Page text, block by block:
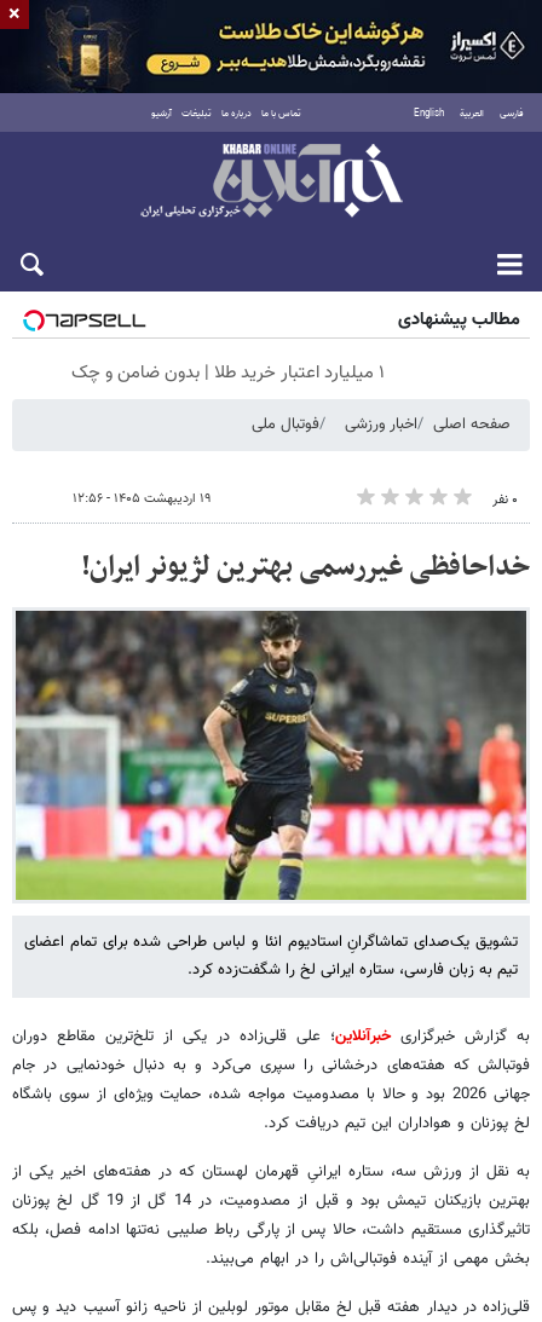
فارسی العربية English تماس با ما درباره ما تبلیغات آرشیو
جمعه ۱۶ مرداد ۱۴۰۵
مطالب پیشنهادی
۱ میلیارد اعتبار خرید طلا | بدون ضامن و چک
صفحه اصلی اخبار ورزشی فوتبال ملی
۰ نفر ۱۹ اردیبهشت ۱۴۰۵ - ۱۲:۵۶
خداحافظی غیررسمی بهترین لژیونر ایران!
تشویق یک‌صدای تماشاگرانِ استادیوم انئا و لباس طراحی شده برای تمام اعضای
تیم به زبان فارسی، ستاره ایرانی لخ را شگفت‌زده کرد.
به گزارش خبرگزاریخبرآنلاین؛ علی قلی‌زاده در یکی از تلخ‌ترین مقاطع دوران
فوتبالش که هفته‌های درخشانی را سپری می‌کرد و به دنبال خودنمایی در جام
جهانی 2026 بود و حالا با مصدومیت مواجه شده، حمایت ویژه‌ای از سوی باشگاه
لخ پوزنان و هواداران این تیم دریافت کرد.
به نقل از ورزش سه، ستاره ایرانیِ قهرمان لهستان که در هفته‌های اخیر یکی از
بهترین بازیکنان تیمش بود و قبل از مصدومیت، در 14 گل از 19 گل لخ پوزنان
تاثیرگذاری مستقیم داشت، حالا پس از پارگی رباط صلیبی نه‌تنها ادامه فصل، بلکه
بخش مهمی از آینده فوتبالی‌اش را در ابهام می‌بیند.
قلی‌زاده در دیدار هفته قبل لخ مقابل موتور لوبلین از ناحیه زانو آسیب دید و پس
×